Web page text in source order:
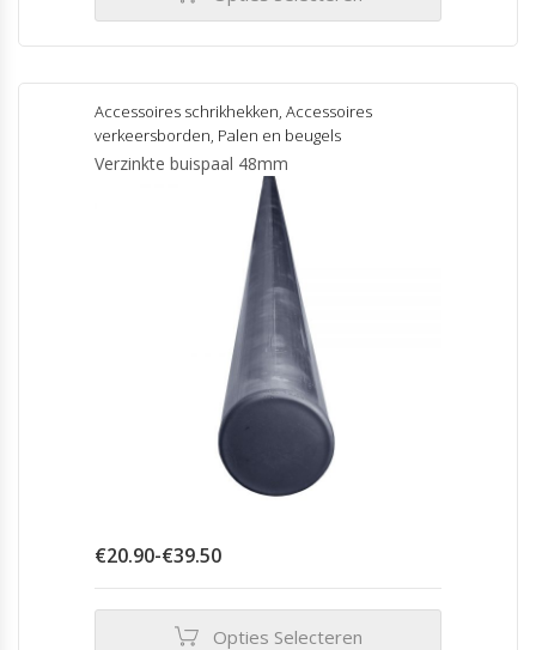
heeft
meerdere
variaties.
optie
Accessoires schrikhekken, Accessoires
verkeersborden, Palen en beugels
Verzinkte buispaal 48mm
€20.90-€39.50Prijsklasse:
€39.50
Opties Selecteren